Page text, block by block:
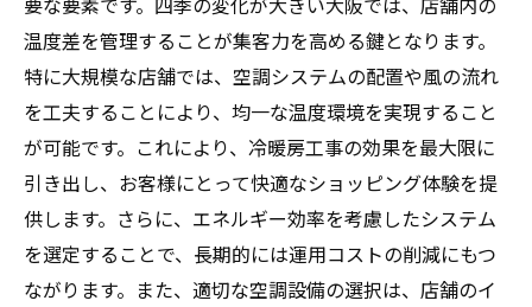
温度差を管理することが集客力を高める鍵となります。
特に大規模な店舗では、空調システムの配置や風の流れ
を工夫することにより、均一な温度環境を実現すること
が可能です。これにより、冷暖房工事の効果を最大限に
引き出し、お客様にとって快適なショッピング体験を提
供します。さらに、エネルギー効率を考慮したシステム
を選定することで、長期的には運用コストの削減にもつ
ながります。また、適切な空調設備の選択は、店舗のイ